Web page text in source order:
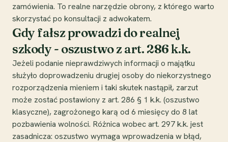
zamówienia. To realne narzędzie obrony, z którego warto
skorzystać po konsultacji z adwokatem.
Gdy fałsz prowadzi do realnej
szkody - oszustwo z art. 286 k.k.
Jeżeli podanie nieprawdziwych informacji o majątku
służyło doprowadzeniu drugiej osoby do niekorzystnego
rozporządzenia mieniem i taki skutek nastąpił, zarzut
może zostać postawiony z art. 286 § 1 k.k. (oszustwo
klasyczne), zagrożonego karą od 6 miesięcy do 8 lat
pozbawienia wolności. Różnica wobec art. 297 k.k. jest
zasadnicza: oszustwo wymaga wprowadzenia w błąd,